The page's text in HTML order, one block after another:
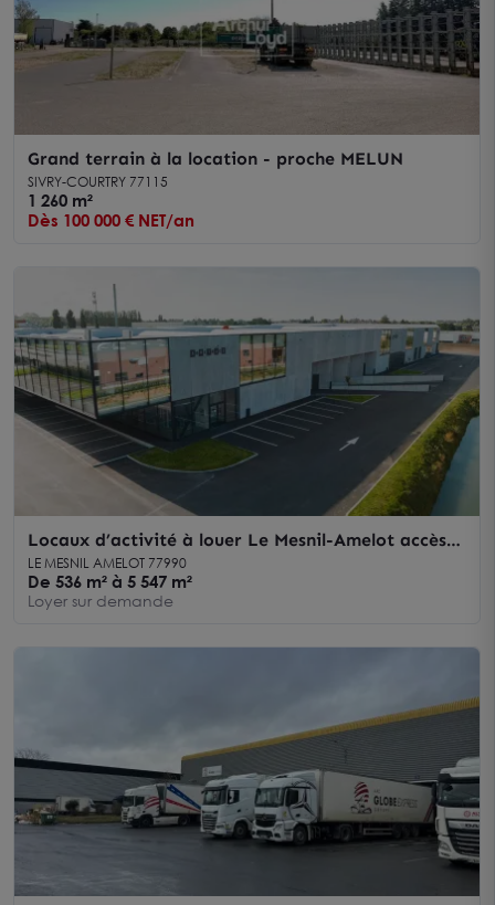
Grand terrain à la location - proche MELUN
SIVRY-COURTRY 77115
1 260 m²
Dès 100 000 € NET/an
Locaux d’activité à louer Le Mesnil-Amelot accès
direct Roissy CDG
LE MESNIL AMELOT 77990
De 536 m² à 5 547 m²
Loyer sur demande